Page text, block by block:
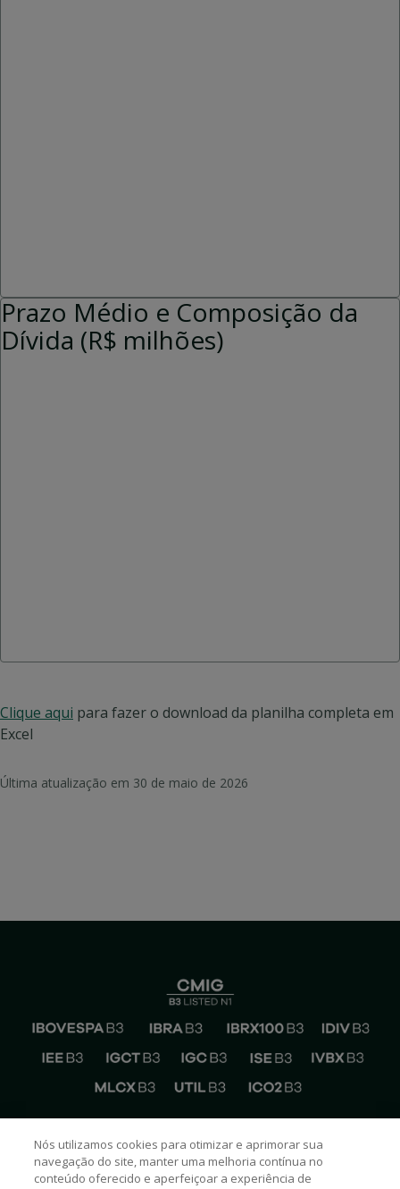
Prazo Médio e Composição da
Dívida (R$ milhões)
Clique aqui para fazer o download da planilha completa em
Excel
Última atualização em 30 de maio de 2026
EMAIL CEMIG RI
ri@cemig.com.br
FALE COM A CEMIG RI
Nós utilizamos cookies para otimizar e aprimorar sua
navegação do site, manter uma melhoria contínua no
conteúdo oferecido e aperfeiçoar a experiência de